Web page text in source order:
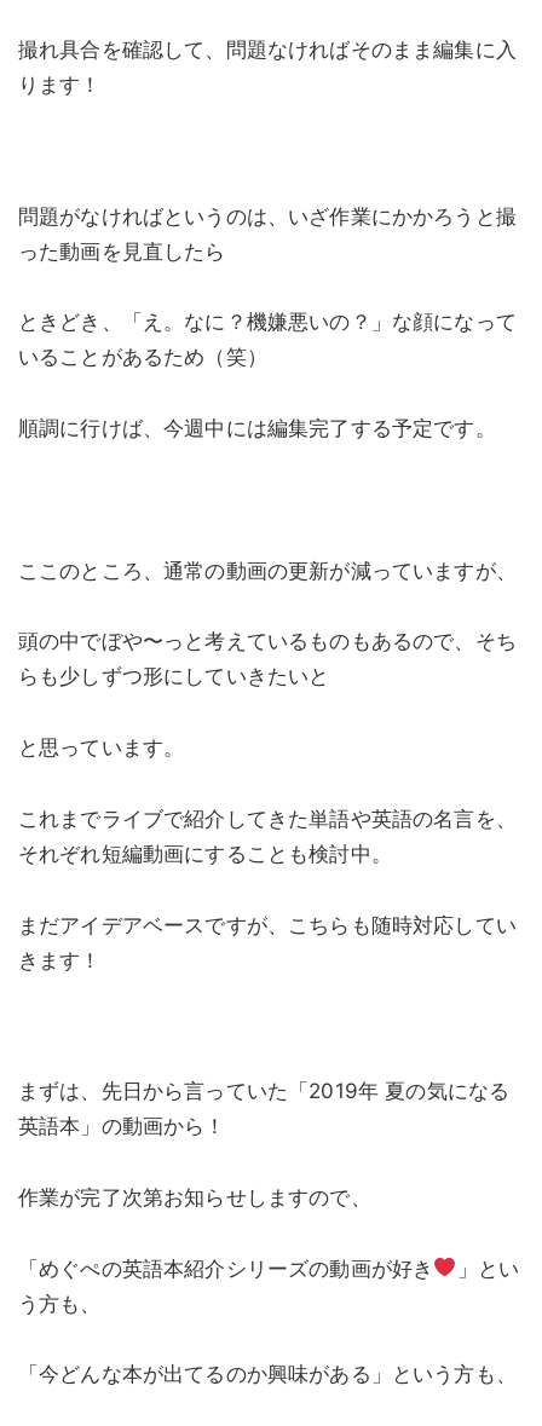
撮れ具合を確認して、問題なければそのまま編集に入
ります！
問題がなければというのは、いざ作業にかかろうと撮
った動画を見直したら
ときどき、「え。なに？機嫌悪いの？」な顔になって
いることがあるため（笑）
順調に行けば、今週中には編集完了する予定です。
ここのところ、通常の動画の更新が減っていますが、
頭の中でぼや〜っと考えているものもあるので、そち
らも少しずつ形にしていきたいと
と思っています。
これまでライブで紹介してきた単語や英語の名言を、
それぞれ短編動画にすることも検討中。
まだアイデアベースですが、こちらも随時対応してい
きます！
まずは、先日から言っていた「2019年 夏の気になる
英語本」の動画から！
作業が完了次第お知らせしますので、
「めぐぺの英語本紹介シリーズの動画が好き
」とい
う方も、
「今どんな本が出てるのか興味がある」という方も、